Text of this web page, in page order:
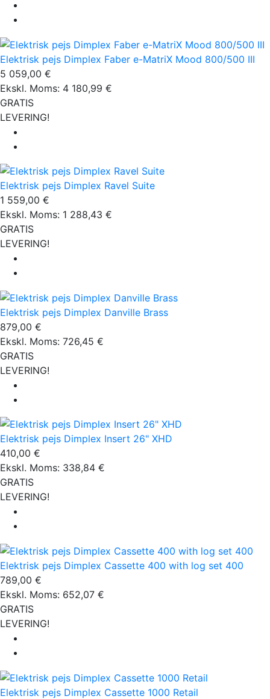
Elektrisk pejs Dimplex Faber e-MatriX Mood 800/500 III
5 059,00 €
Ekskl. Moms: 4 180,99 €
GRATIS
LEVERING!
Elektrisk pejs Dimplex Ravel Suite
1 559,00 €
Ekskl. Moms: 1 288,43 €
GRATIS
LEVERING!
Elektrisk pejs Dimplex Danville Brass
879,00 €
Ekskl. Moms: 726,45 €
GRATIS
LEVERING!
Elektrisk pejs Dimplex Insert 26" XHD
410,00 €
Ekskl. Moms: 338,84 €
GRATIS
LEVERING!
Elektrisk pejs Dimplex Cassette 400 with log set 400
789,00 €
Ekskl. Moms: 652,07 €
GRATIS
LEVERING!
Elektrisk pejs Dimplex Cassette 1000 Retail